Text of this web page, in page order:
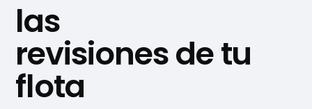
las
revisiones de tu
flota